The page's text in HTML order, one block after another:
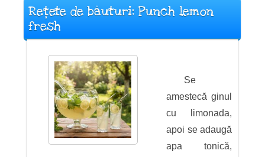
Rețete de băuturi: Punch lemon
fresh
Se
amestecă ginul
cu limonada,
apoi se adaugă
apa tonică,